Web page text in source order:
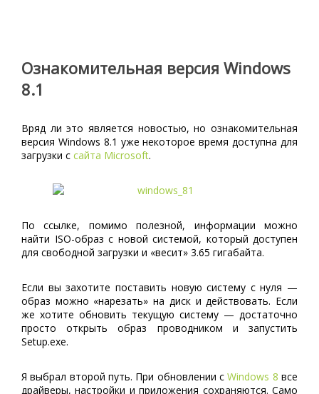
Ознакомительная версия Windows
8.1
Вряд ли это является новостью, но ознакомительная
версия Windows 8.1 уже некоторое время доступна для
загрузки с сайта Microsoft.
По ссылке, помимо полезной, информации можно
найти ISO-образ с новой системой, который доступен
для свободной загрузки и «весит» 3.65 гигабайта.
Если вы захотите поставить новую систему с нуля —
образ можно «нарезать» на диск и действовать. Если
же хотите обновить текущую систему — достаточно
просто открыть образ проводником и запустить
Setup.exe.
Я выбрал второй путь. При обновлении сWindows 8 все
драйверы, настройки и приложения сохраняются. Само